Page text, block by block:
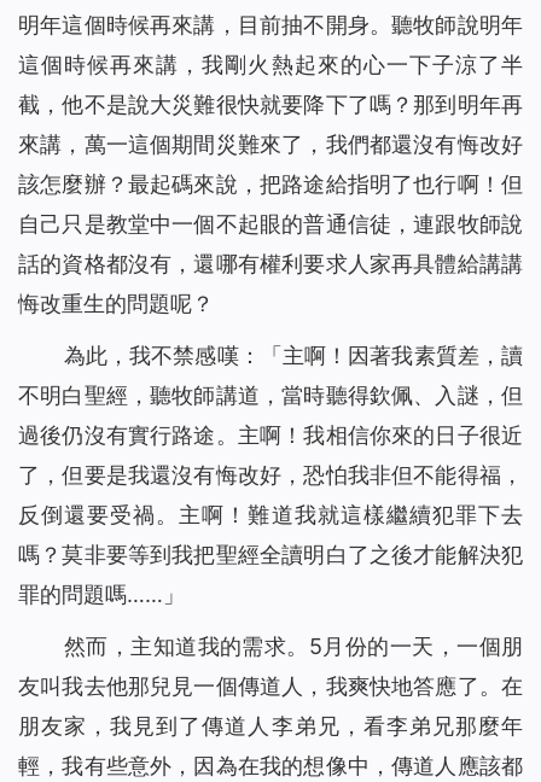
明年這個時候再來講，目前抽不開身。聽牧師說明年
這個時候再來講，我剛火熱起來的心一下子涼了半
截，他不是說大災難很快就要降下了嗎？那到明年再
來講，萬一這個期間災難來了，我們都還沒有悔改好
該怎麼辦？最起碼來說，把路途給指明了也行啊！但
自己只是教堂中一個不起眼的普通信徒，連跟牧師說
話的資格都沒有，還哪有權利要求人家再具體給講講
悔改重生的問題呢？
為此，我不禁感嘆：「主啊！因著我素質差，讀
不明白聖經，聽牧師講道，當時聽得欽佩、入謎，但
過後仍沒有實行路途。主啊！我相信你來的日子很近
了，但要是我還沒有悔改好，恐怕我非但不能得福，
反倒還要受禍。主啊！難道我就這樣繼續犯罪下去
嗎？莫非要等到我把聖經全讀明白了之後才能解決犯
罪的問題嗎……」
然而，主知道我的需求。5月份的一天，一個朋
友叫我去他那兒見一個傳道人，我爽快地答應了。在
朋友家，我見到了傳道人李弟兄，看李弟兄那麼年
輕，我有些意外，因為在我的想像中，傳道人應該都